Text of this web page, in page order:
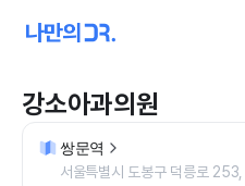
강소아과의원
쌍문역
서울특별시 도봉구 덕릉로 253,